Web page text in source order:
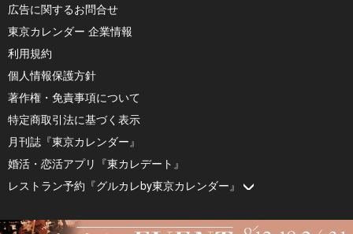
広告に関するお問合せ
東京カレンダー 企業情報
利用規約
個人情報保護方針
著作権・免責事項について
特定商取引法に基づく表示
月刊誌『東京カレンダー』
婚活・恋活アプリ『東カレデート』
レストラン予約『グルカレby東京カレンダー』